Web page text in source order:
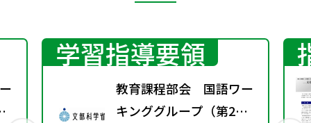
学習指導要領
教育課程部会 国語ワー
キンググループ（第2